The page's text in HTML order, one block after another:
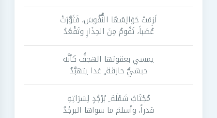
لَزِمَتْ حَوَالِسُهَا النُّفُوسَ، فَثَوَّرَتْ
عُصَباً، تَقُومُ مِنَ الحِذَارِ وتَقْعُدُ
يمسي بعقوتها الهجفُّ كأنَّه
حبشيُّ حازقة ٍ غدا يتهبَّدُ
مُجْتَابُ شَمْلَة ِ بُرْجُدٍ لِسَرَاتِهِ
قدراً، وأسلمَ ما سواها البرجُدُ